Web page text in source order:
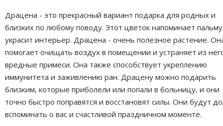
Драцена - это прекрасный вариант подарка для родных и
близких по любому поводу. Этот цветок напоминает
украсит интерьер. Драцена - очень полезное растение.
помогает очищать воздух в помещении и устраняет из
вредные примеси. Она также способствует укреплению
иммунитета и заживлению ран. Драцену можно подарить
близким, которые приболели или попали в больницу, и они
точно быстро поправятся и восстановят силы. Они будут
вспоминать о вас и счастливой праздничном моменте.